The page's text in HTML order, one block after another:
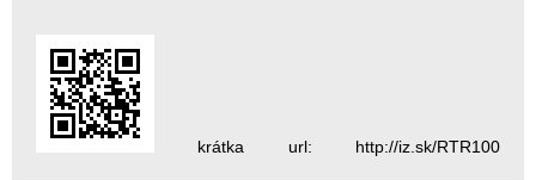
krátka url: http://iz.sk/RTR100